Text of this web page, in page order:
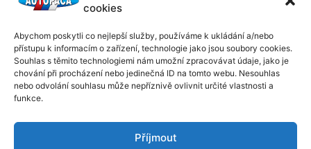
cookies
Abychom poskytli co nejlepší služby, používáme k ukládání a/nebo
přístupu k informacím o zařízení, technologie jako jsou soubory cookies.
Souhlas s těmito technologiemi nám umožní zpracovávat údaje, jako je
chování při procházení nebo jedinečná ID na tomto webu. Nesouhlas
nebo odvolání souhlasu může nepříznivě ovlivnit určité vlastnosti a
funkce.
Příjmout